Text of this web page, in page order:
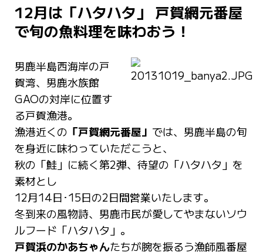
12月は「ハタハタ」 戸賀網元番屋
で旬の魚料理を味わおう！
男鹿半島西海岸の戸
賀湾、男鹿水族館
GAOの対岸に位置す
る戸賀漁港。
漁港近くの 「戸賀網元番屋」 では、男鹿半島の旬
を身近に味わっていただこうと、
秋の「鮭」に続く第2弾、待望の「ハタハタ」を
素材とし
12月14日･15日の2日間営業いたします。
冬到来の風物詩、男鹿市民が愛してやまないソウ
ルフード「ハタハタ」。
戸賀浜のかあちゃんたちが腕を振るう漁師風番屋